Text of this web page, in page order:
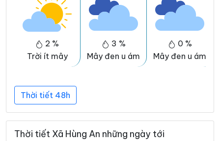
2 %
Trời ít mây
3 %
Mây đen u ám
0 %
Mây đen u ám
Thời tiết 48h
Thời tiết Xã Hùng An những ngày tới